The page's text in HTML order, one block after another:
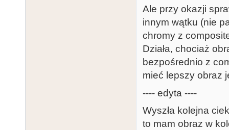
Ale przy okazji
innym wątku (nie
chromy z
Działa, chociaż
bezpośrednio z
mieć lepszy obraz
---- edyta ----
Wyszła kolejna
to mam obraz w